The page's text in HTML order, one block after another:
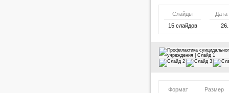
Слайды
Дата
15 слайдов
Формат
Размер